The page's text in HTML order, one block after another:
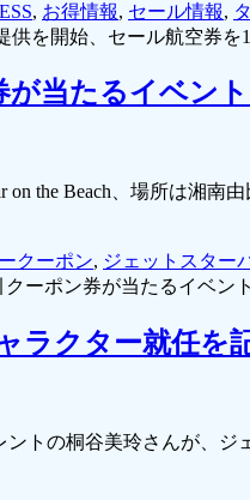
, お得情報, セール情報,
を開始、セール航空券を
が当たるイベン
the Beach、場所は湘南
クーポン, ジェットスター
ーポン券が当たるイベン
ラクター就任を
トの桐谷美玲さんが、